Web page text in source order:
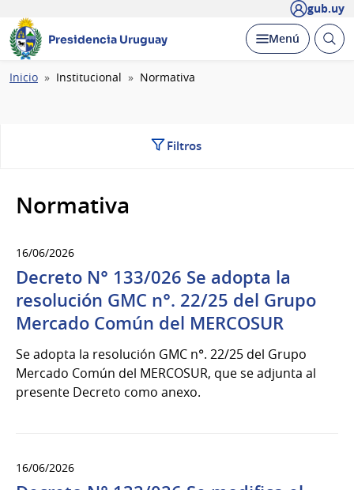
gub.uy
Presidencia Uruguay Desplegar
Menú Abrir
Ruta
Inicio Institucional Normativa
Filtros
Normativa
16/06/2026
Decreto N° 133/026 Se adopta la
resolución GMC n°. 22/25 del Grupo
Mercado Común del MERCOSUR
Se adopta la resolución GMC n°. 22/25 del Grupo
Mercado Común del MERCOSUR, que se adjunta al
presente Decreto como anexo.
16/06/2026